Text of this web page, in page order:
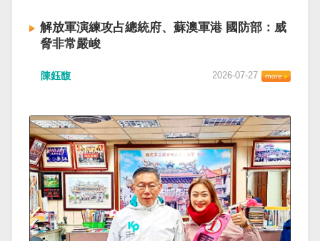
解放軍演練攻占總統府、蘇澳軍港 國防部：威
脅非常嚴峻
陳鈺馥 2026-07-27